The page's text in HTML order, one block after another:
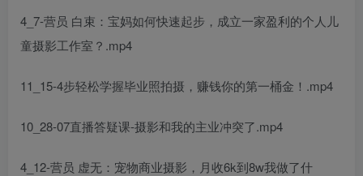
4_7-营员 白束：宝妈如何快速起步，成立一家盈利的个人儿
童摄影工作室？.mp4
11_15-4步轻松学握毕业照拍摄，赚钱你的第一桶金！.mp4
10_28-07直播答疑课-摄影和我的主业冲突了.mp4
4_12-营员 虚无：宠物商业摄影，月收6k到8w我做了什